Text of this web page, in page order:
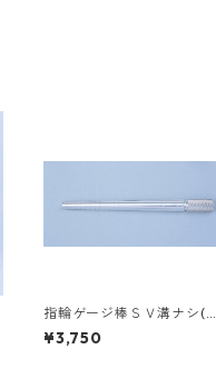
指輪ゲージ棒ＳＶ溝ナシ(ア
ルミ製)【ART40040】
¥3,750